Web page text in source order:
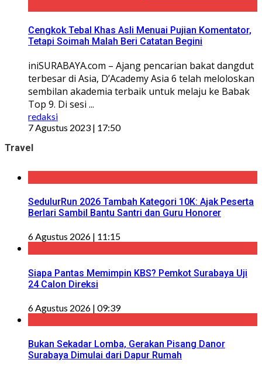
Cengkok Tebal Khas Asli Menuai Pujian Komentator,
Tetapi Soimah Malah Beri Catatan Begini
iniSURABAYA.com – Ajang pencarian bakat dangdut
terbesar di Asia, D’Academy Asia 6 telah meloloskan
sembilan akademia terbaik untuk melaju ke Babak
Top 9. Di sesi ...
redaksi
7 Agustus 2023 | 17:50
Travel
SedulurRun 2026 Tambah Kategori 10K: Ajak Peserta
Berlari Sambil Bantu Santri dan Guru Honorer
6 Agustus 2026 | 11:15
Siapa Pantas Memimpin KBS? Pemkot Surabaya Uji
24 Calon Direksi
6 Agustus 2026 | 09:39
Bukan Sekadar Lomba, Gerakan Pisang Danor
Surabaya Dimulai dari Dapur Rumah